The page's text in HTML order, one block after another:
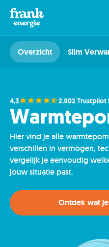
Overzicht Slim
4,3 2.902
Hier vind je alle
verschillen in vermogen,
vergelijk je eenvoudig
jouw situatie past.
Ontdek wat